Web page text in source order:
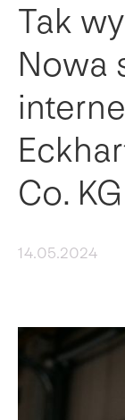
Tak
Nowa
Co. KG
14.05.2024